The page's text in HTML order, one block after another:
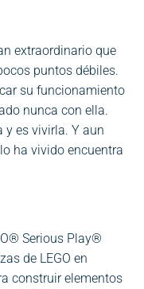
extraordinario que
puntos débiles.
su funcionamiento
nunca con ella.
y es vivirla. Y aun
ha vivido encuentra
Serious Play®
de LEGO en
construir elementos